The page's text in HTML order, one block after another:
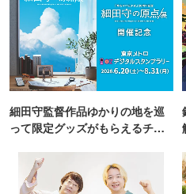
細田守監督作品ゆかりの地を巡
って限定グッズがもらえるチャ